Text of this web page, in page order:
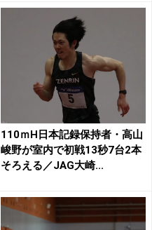
110ｍH日本記録保持者・高山
峻野が室内で初戦13秒7台2本
そろえる／JAG大崎...